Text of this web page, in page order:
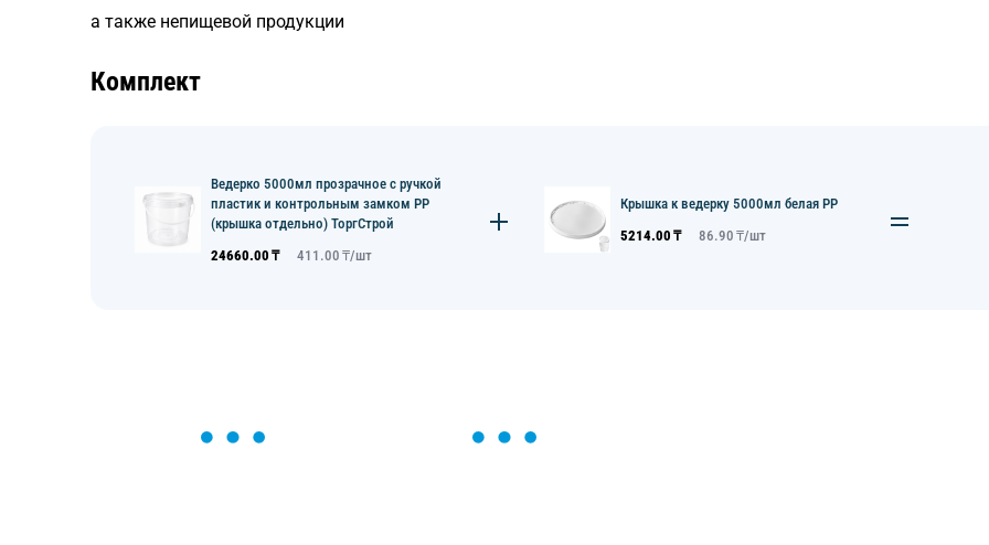
а также непищевой продукции
Комплект
Ведерко 5000мл прозрачное с ручкой
пластик и контрольным замком PP
(крышка отдельно) ТоргСтрой
24660.00 ₸ 411.00 ₸/шт
Крышка к ведерку 5000мл белая PP
5214.00 ₸ 86.90 ₸/шт